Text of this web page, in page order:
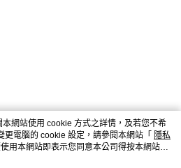
網站使用 cookie 方式之詳情，及若您不希
電腦的 cookie 設定，請參閱本網站「 隱私
用本網站即表示您同意本公司得按本網站使